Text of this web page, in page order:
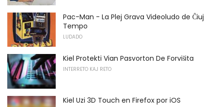
Pac-Man - La Plej Grava Videoludo de Ĉiuj
Tempo
LUDADO
Kiel Protekti Vian Pasvorton De Forviŝita
INTERRETO KAJ RETO
Kiel Uzi 3D Touch en Firefox por iOS